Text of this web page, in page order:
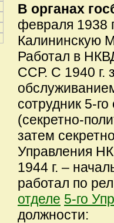
В органах
февраля 1938
Калининскую
Работал в
ССР. С 1940 г.
сотрудник 5-
(секретно-
затем
Управления
1944 г. –
работал по
отделе 5-го
должности: